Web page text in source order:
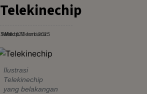
Telekinechip
Sabtu, 21 Juni 2025
· Waktu Membaca: 3 Menit
Ilustrasi
Telekinechip
yang belakangan